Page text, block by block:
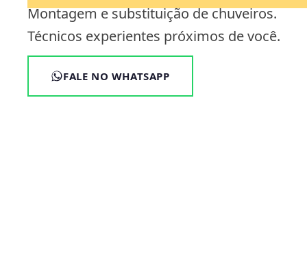
Montagem e substituição de chuveiros.
Técnicos experientes próximos de você.
FALE NO WHATSAPP